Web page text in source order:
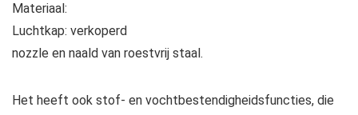
Materiaal:
Luchtkap: verkoperd
nozzle en naald van roestvrij staal.
Het heeft ook stof- en vochtbestendigheidsfuncties, die